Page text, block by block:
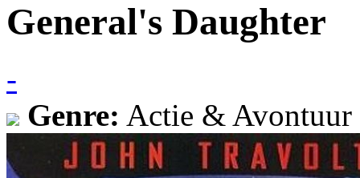
General's Daughter
-
Genre: Actie &